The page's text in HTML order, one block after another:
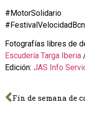
#MotorSolidario
#FestivalVelocidadBcn
Fotografías libres de
Escudería Targa Iberia
Edición: JAS Info